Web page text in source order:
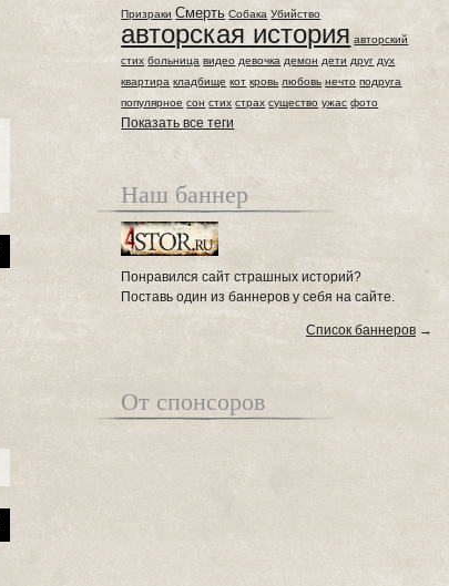
Призраки Смерть Собака Убийство
авторская история авторский
стих больница видео девочка демон дети друг дух
квартира кладбище кот кровь любовь нечто подруга
популярное сон стих страх существо ужас фото
Показать все теги
Наш баннер
Понравился сайт страшных историй?
Поставь один из баннеров у себя на сайте.
Список баннеров →
От спонсоров